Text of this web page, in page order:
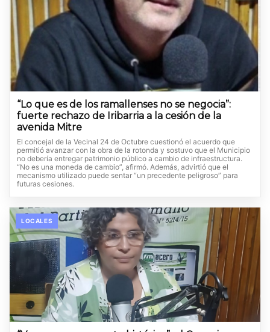
“Lo que es de los ramallenses no se negocia”:
fuerte rechazo de Iribarria a la cesión de la
avenida Mitre
El concejal de la Vecinal 24 de Octubre cuestionó el acuerdo que
permitió avanzar con la obra de la rotonda y sostuvo que el Municipio
no debería entregar patrimonio público a cambio de infraestructura.
“No es una moneda de cambio”, afirmó. Además, advirtió que el
mecanismo utilizado puede sentar “un precedente peligroso” para
futuras cesiones.
LOCALES